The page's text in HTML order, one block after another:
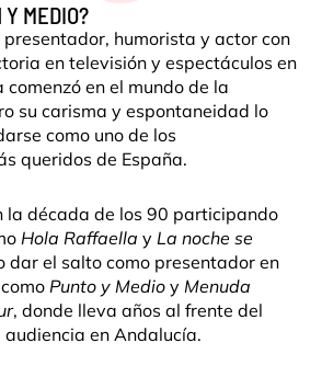
MEDIO?
presentador, humorista y actor con
en televisión y espectáculos en
en el mundo de la
su carisma y espontaneidad lo
como uno de los
queridos de España.
la década de los 90 participando
Hola Raffaella y La noche se
dar el salto como presentador en
Punto y Medio y Menuda
, donde lleva años al frente del
en Andalucía.